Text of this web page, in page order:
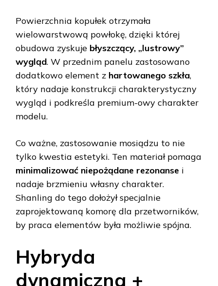
Powierzchnia kopułek otrzymała
wielowarstwową powłokę, dzięki której
obudowa zyskuje błyszczący, „lustrowy”
wygląd. W przednim panelu zastosowano
dodatkowo element z hartowanego szkła,
który nadaje konstrukcji charakterystyczny
wygląd i podkreśla premium-owy charakter
modelu.
Co ważne, zastosowanie mosiądzu to nie
tylko kwestia estetyki. Ten materiał pomaga
minimalizować niepożądane rezonanse i
nadaje brzmieniu własny charakter.
Shanling do tego dołożył specjalnie
zaprojektowaną komorę dla przetworników,
by praca elementów była możliwie spójna.
Hybryda
dynamiczna +